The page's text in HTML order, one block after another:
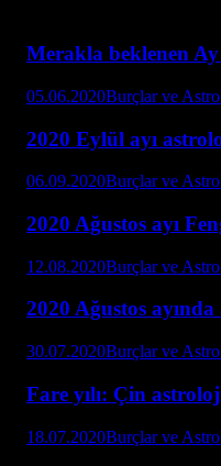
Merakla beklenen
05.06.2020Burçlar ve
2020 Eylül ayı
06.09.2020Burçlar ve
2020 Ağustos ayı
12.08.2020Burçlar ve
2020 Ağustos
30.07.2020Burçlar ve
Fare yılı: Çin
18.07.2020Burçlar ve